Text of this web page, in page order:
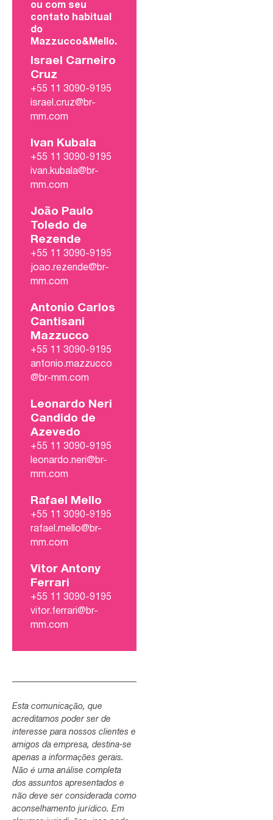
ou com seu
contato habitual
do
Mazzucco&Mello.
Israel Carneiro
Cruz
+55 11 3090-9195
israel.cruz@br-
mm.com
Ivan Kubala
+55 11 3090-9195
ivan.kubala@br-
mm.com
João Paulo
Toledo de
Rezende
+55 11 3090-9195
joao.rezende@br-
mm.com
Antonio Carlos
Cantisani
Mazzucco
+55 11 3090-9195
antonio.mazzucco
@br-mm.com
Leonardo Neri
Candido de
Azevedo
+55 11 3090-9195
leonardo.neri@br-
mm.com
Rafael Mello
+55 11 3090-9195
rafael.mello@br-
mm.com
Vitor Antony
Ferrari
+55 11 3090-9195
vitor.ferrari@br-
mm.com
Esta comunicação, que
acreditamos poder ser de
interesse para nossos clientes e
amigos da empresa, destina-se
apenas a informações gerais.
Não é uma análise completa
dos assuntos apresentados e
não deve ser considerada como
aconselhamento jurídico. Em